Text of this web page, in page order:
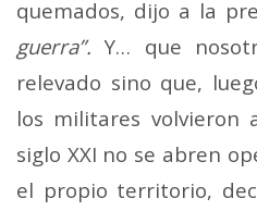
quemados, dijo a la
guerra”. Y… que
relevado sino que,
los militares volvieron
siglo XXI no se abren
el propio territorio,